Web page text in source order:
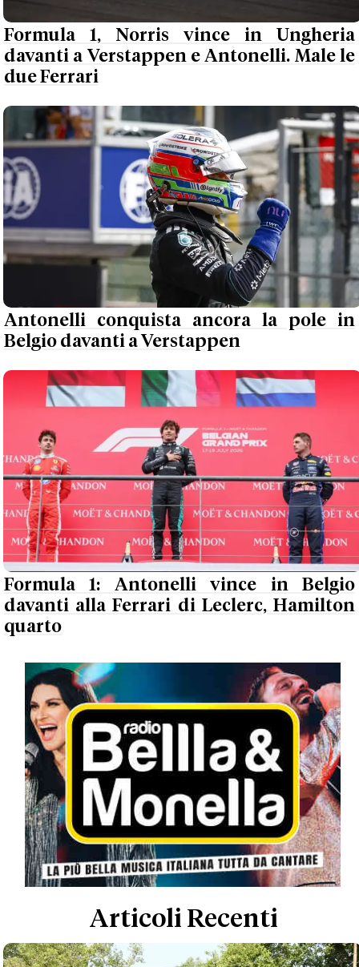
Formula 1, Norris vince in Ungheria
davanti a Verstappen e Antonelli. Male le
due Ferrari
Antonelli conquista ancora la pole in
Belgio davanti a Verstappen
Formula 1: Antonelli vince in Belgio
davanti alla Ferrari di Leclerc, Hamilton
quarto
Articoli Recenti